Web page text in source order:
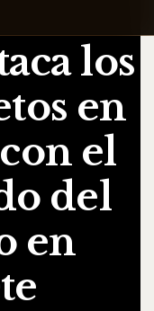
los
en
el
del
en